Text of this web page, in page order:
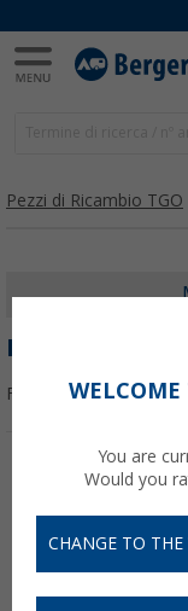
Pezzi di Ricambio TGO
PEZZI DI
Filtrare per:WELCOME
You are
Would you
CHANGE TO